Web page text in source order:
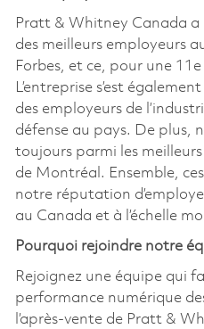
Pratt & Whitney Canada a
des meilleurs employeurs
Forbes, et ce, pour une
L’entreprise s’est
des employeurs de
défense au pays. De plus,
toujours parmi les
de Montréal. Ensemble,
notre réputation
au Canada et à l’échelle
Pourquoi rejoindre notre
Rejoignez une équipe qui
performance numérique
l’après-vente de Pratt &